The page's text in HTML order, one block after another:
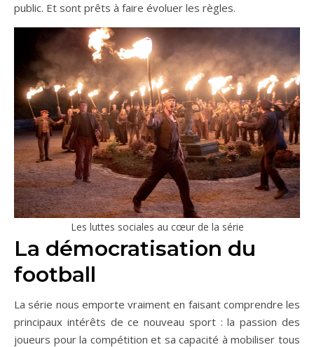
public. Et sont prêts à faire évoluer les règles.
Les luttes sociales au cœur de la série
La démocratisation du
football
La série nous emporte vraiment en faisant comprendre les
principaux intérêts de ce nouveau sport : la passion des
joueurs pour la compétition et sa capacité à mobiliser tous